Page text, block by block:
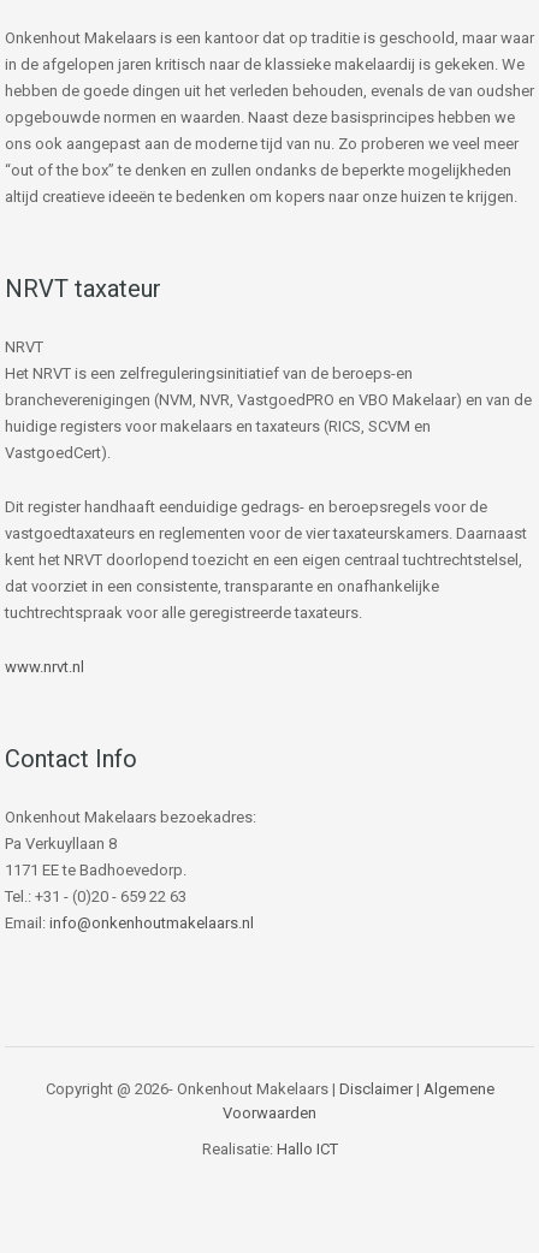
Onkenhout Makelaars is een kantoor dat op traditie is geschoold, maar waar
in de afgelopen jaren kritisch naar de klassieke makelaardij is gekeken. We
hebben de goede dingen uit het verleden behouden, evenals de van oudsher
opgebouwde normen en waarden. Naast deze basisprincipes hebben we
ons ook aangepast aan de moderne tijd van nu. Zo proberen we veel meer
“out of the box” te denken en zullen ondanks de beperkte mogelijkheden
altijd creatieve ideeën te bedenken om kopers naar onze huizen te krijgen.
NRVT taxateur
NRVT
Het NRVT is een zelfreguleringsinitiatief van de beroeps-en
brancheverenigingen (NVM, NVR, VastgoedPRO en VBO Makelaar) en van de
huidige registers voor makelaars en taxateurs (RICS, SCVM en
VastgoedCert).
Dit register handhaaft eenduidige gedrags- en beroepsregels voor de
vastgoedtaxateurs en reglementen voor de vier taxateurskamers. Daarnaast
kent het NRVT doorlopend toezicht en een eigen centraal tuchtrechtstelsel,
dat voorziet in een consistente, transparante en onafhankelijke
tuchtrechtspraak voor alle geregistreerde taxateurs.
www.nrvt.nl
Contact Info
Onkenhout Makelaars bezoekadres:
Pa Verkuyllaan 8
1171 EE te Badhoevedorp.
Tel.: +31 - (0)20 - 659 22 63
Email: info@onkenhoutmakelaars.nl
Copyright @ 2026- Onkenhout Makelaars | Disclaimer| Algemene
Voorwaarden
Realisatie: Hallo ICT